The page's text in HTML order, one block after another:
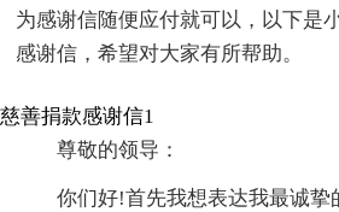
为感谢信随便应付就可以，以下是
感谢信，希望对大家有所帮助。
慈善捐款感谢信1
尊敬的领导：
你们好!首先我想表达我最诚挚